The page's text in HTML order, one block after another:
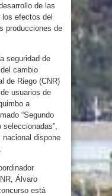
de las
efectos del
producciones de
seguridad de
cambio
de Riego (CNR)
usuarios de
a
“Segundo
nacional dispone
Álvaro
está